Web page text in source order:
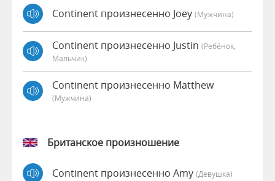
Continent произнесенно Joey (мужчина)
Continent произнесенно Justin (Ребёнок,
Мальчик)
Continent произнесенно Matthew
(мужчина)
Британское произношение
Continent произнесенно Amy (девушка)